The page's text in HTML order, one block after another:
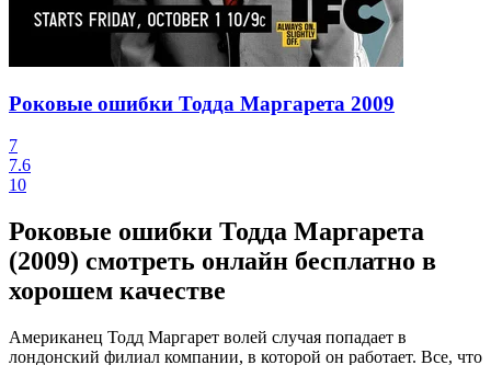
Роковые ошибки Тодда Маргарета 2009
7
7.6
10
Роковые ошибки Тодда Маргарета
(2009) смотреть онлайн бесплатно в
хорошем качестве
Американец Тодд Маргарет волей случая попадает в
лондонский филиал компании, в которой он работает. Все, что